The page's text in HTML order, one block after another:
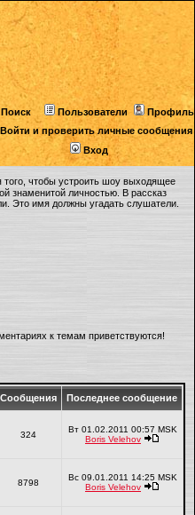
Поиск Пользователи
Профиль
Войти и проверить личные сообщения
Вход
чтобы устроить шоу выходящее
знаменитой личностью. В рассказ
Это имя должны угадать слушатели.
к темам приветствуются!
Сообщения Последнее сообщение
324
Вт 01.02.2011 00:57 MSK
Boris Velehov
8798
Вс 09.01.2011 14:25 MSK
Boris Velehov